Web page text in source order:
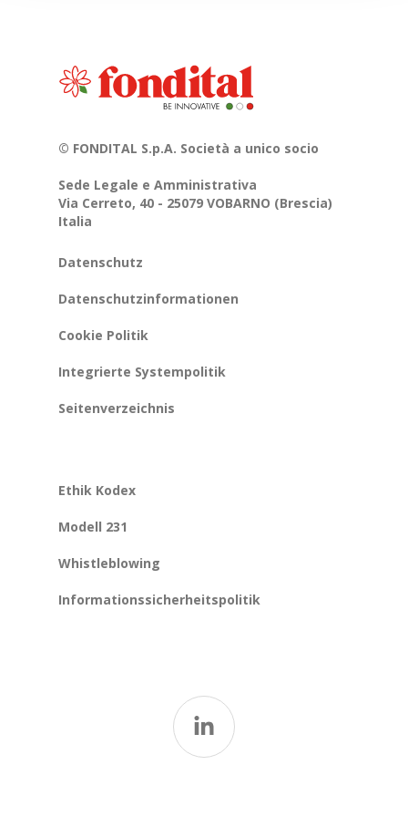
© FONDITAL S.p.A. Società a unico socio
Sede Legale e Amministrativa
Via Cerreto, 40 - 25079 VOBARNO (Brescia)
Italia
Datenschutz
Datenschutzinformationen
Cookie Politik
Integrierte Systempolitik
Seitenverzeichnis
Ethik Kodex
Modell 231
Whistleblowing
Informationssicherheitspolitik